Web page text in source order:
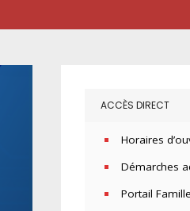
ACCÈS DIRECT
Horaires
Démarches
Portail Famille